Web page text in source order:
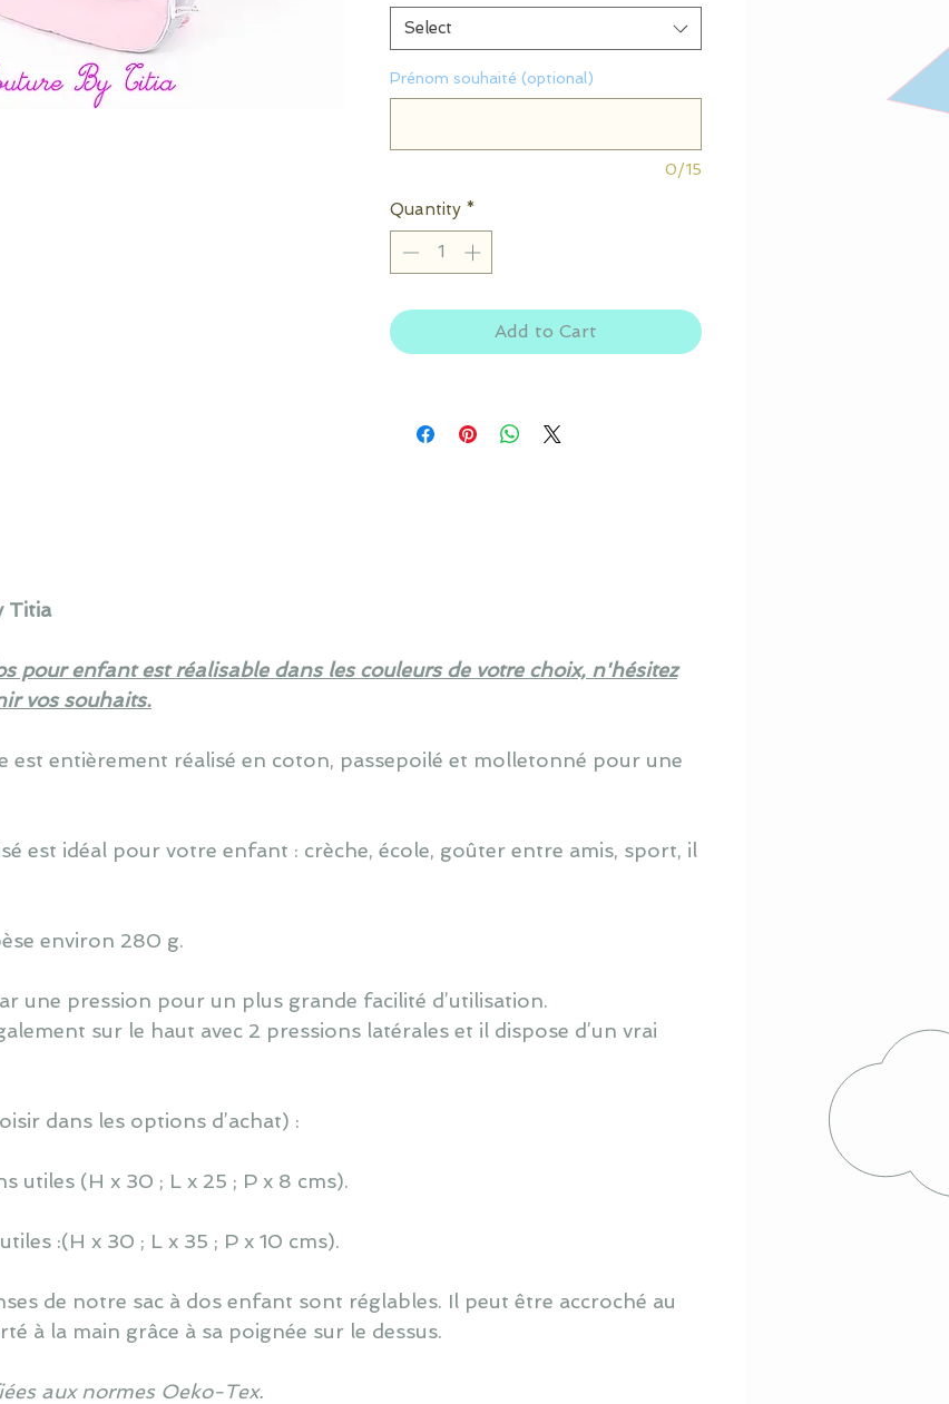
Select
Prénom souhaité (optional)
0/15
Quantity *
Add to Cart
Titia
pour enfantest réalisable dans les couleurs de votre choix, n'hésitez
vos souhaits.
est entièrement réalisé en coton, passepoilé et molletonné pour une
est idéal pour votre enfant : crèche, école, goûter entre amis, sport, il
environ 280 g.
une pression pour un plus grande facilité d’utilisation.
sur le haut avec 2 pressions latérales et il dispose d’un vrai
dans les options d’achat) :
utiles (H x 30 ; L x 25 ; P x 8 cms).
:(H x 30 ; L x 35 ; P x 10 cms).
de notre sac à dos enfant sont réglables. Il peut être accroché au
à la main grâce à sa poignée sur le dessus.
aux normes Oeko-Tex.